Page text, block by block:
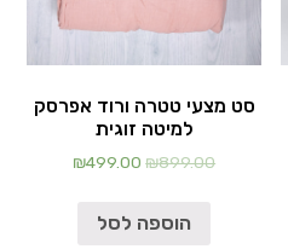
סט מצעי טטרה ורוד אפרסק
למיטה זוגית
₪899.00
₪499.00
הוספה לסל